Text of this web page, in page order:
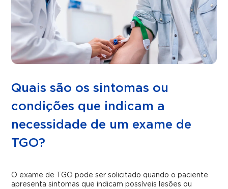
Quais são os sintomas ou
condições que indicam a
necessidade de um exame de
TGO?
O exame de TGO pode ser solicitado quando o paciente
apresenta sintomas que indicam possíveis lesões ou